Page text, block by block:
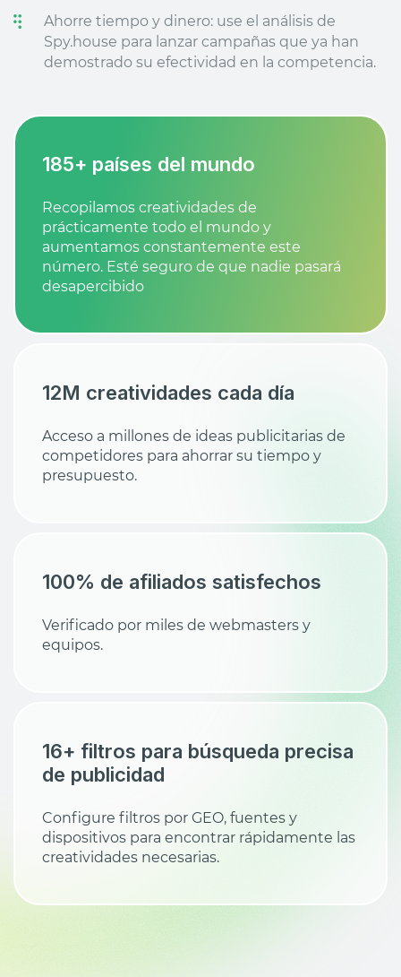
Ahorre tiempo y dinero: use el análisis de
Spy.house para lanzar campañas que ya han
demostrado su efectividad en la competencia.
185+ países del mundo
Recopilamos creatividades de
prácticamente todo el mundo y
aumentamos constantemente este
número. Esté seguro de que nadie pasará
desapercibido
12M creatividades cada día
Acceso a millones de ideas publicitarias de
competidores para ahorrar su tiempo y
presupuesto.
100% de afiliados satisfechos
Verificado por miles de webmasters y
equipos.
16+ filtros para búsqueda precisa
de publicidad
Configure filtros por GEO, fuentes y
dispositivos para encontrar rápidamente las
creatividades necesarias.